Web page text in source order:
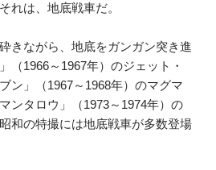
れは、地底戦車だ。
きながら、地底をガンガン突き進
（1966～1967年）のジェット・
ン」（1967～1968年）のマグマ
ンタロウ」（1973～1974年）の
和の特撮には地底戦車が多数登場